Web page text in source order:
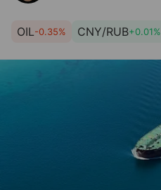
OIL-0.35% CNY/RUB+0.01%